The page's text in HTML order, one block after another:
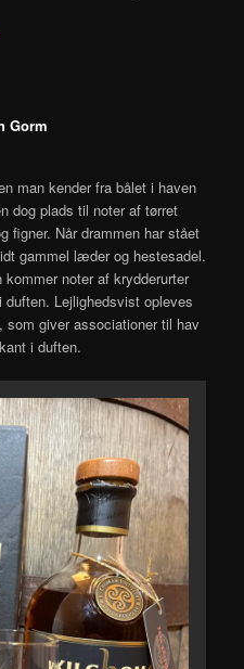
Gorm
man kender fra bålet i haven
dog plads til noter af tørret
figner. Når drammen har stået
gammel læder og hestesadel.
noter af krydderurter
Lejlighedsvist opleves
som giver associationer til hav
i duften.